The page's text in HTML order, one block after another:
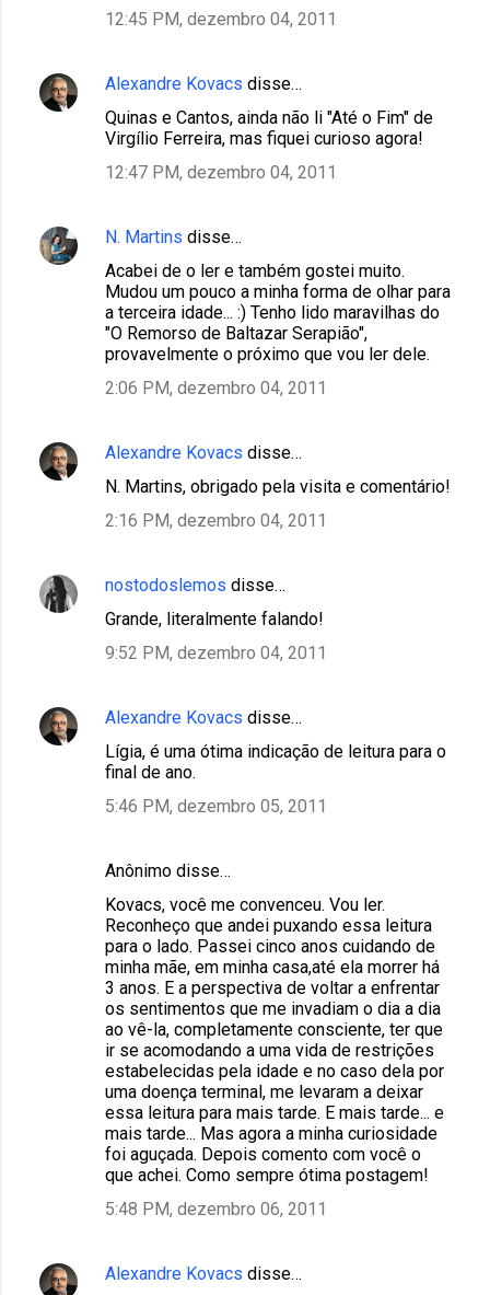
12:45 PM, dezembro 04, 2011
Alexandre Kovacs disse…
Quinas e Cantos, ainda não li "Até o Fim" de
Virgílio Ferreira, mas fiquei curioso agora!
12:47 PM, dezembro 04, 2011
N. Martins disse…
Acabei de o ler e também gostei muito.
Mudou um pouco a minha forma de olhar para
a terceira idade... :) Tenho lido maravilhas do
"O Remorso de Baltazar Serapião",
provavelmente o próximo que vou ler dele.
2:06 PM, dezembro 04, 2011
Alexandre Kovacs disse…
N. Martins, obrigado pela visita e comentário!
2:16 PM, dezembro 04, 2011
nostodoslemos disse…
Grande, literalmente falando!
9:52 PM, dezembro 04, 2011
Alexandre Kovacs disse…
Lígia, é uma ótima indicação de leitura para o
final de ano.
5:46 PM, dezembro 05, 2011
Anônimo disse…
Kovacs, você me convenceu. Vou ler.
Reconheço que andei puxando essa leitura
para o lado. Passei cinco anos cuidando de
minha mãe, em minha casa,até ela morrer há
3 anos. E a perspectiva de voltar a enfrentar
os sentimentos que me invadiam o dia a dia
ao vê-la, completamente consciente, ter que
ir se acomodando a uma vida de restrições
estabelecidas pela idade e no caso dela por
uma doença terminal, me levaram a deixar
essa leitura para mais tarde. E mais tarde... e
mais tarde... Mas agora a minha curiosidade
foi aguçada. Depois comento com você o
que achei. Como sempre ótima postagem!
5:48 PM, dezembro 06, 2011
Alexandre Kovacs disse…